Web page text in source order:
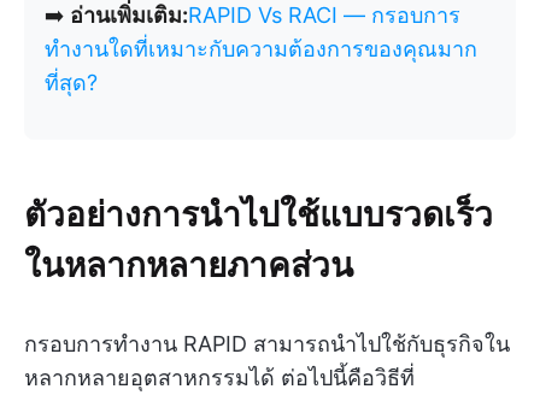
➡️ อ่านเพิ่มเติม:RAPID Vs RACI — กรอบการ
ทำงานใดที่เหมาะกับความต้องการของคุณมาก
ที่สุด?
ตัวอย่างการนำไปใช้แบบรวดเร็ว
ในหลากหลายภาคส่วน
กรอบการทำงาน RAPID สามารถนำไปใช้กับธุรกิจใน
หลากหลายอุตสาหกรรมได้ ต่อไปนี้คือวิธีที่